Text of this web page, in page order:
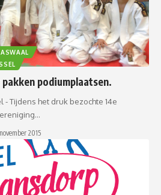
podiumplaatsen.
- Tijdens het druk bezochte 14e
2015